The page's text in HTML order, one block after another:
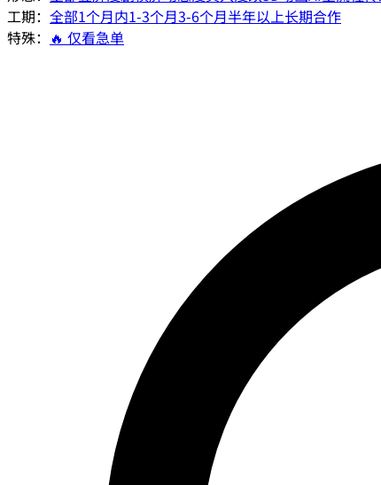
工期： 全部1个月内1-3个月3-6个月半年以上长期合作
特殊： 🔥 仅看急单